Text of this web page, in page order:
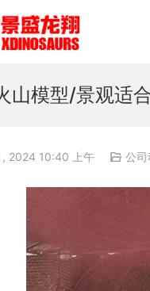
山模型/景观适
2024 10:40 上午 公